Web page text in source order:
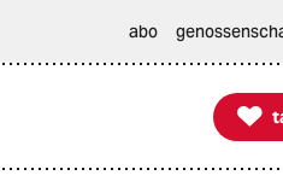
abo

taz